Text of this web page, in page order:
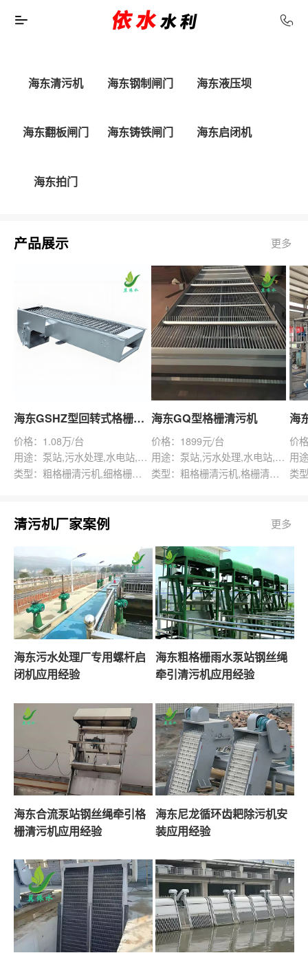
海东清污机 海东钢制闸门 海东液压坝
海东翻板闸门 海东铸铁闸门 海东启闭机
海东拍门
产品展示 更多
海东GSHZ型回转式格栅除污机
价格：1.08万/台
用途：泵站,污水处理,水电站,自来水厂,渠道,水产养殖,化工,纺织,给排水工程
类型：粗格栅清污机,细格栅清污机,格栅清污机,回转式清污机
海东GQ型格栅清污机
价格：1899元/台
用途：泵站,污水处理,水电站,自来水厂,给排水工程
类型：粗格栅清污机,格栅清污机,回转式清污机
价
清污机厂家案例 更多
海东污水处理厂专用螺杆启
闭机应用经验
海东粗格栅雨水泵站钢丝绳
牵引清污机应用经验
海东合流泵站钢丝绳牵引格
栅清污机应用经验
海东尼龙循环齿耙除污机安
装应用经验